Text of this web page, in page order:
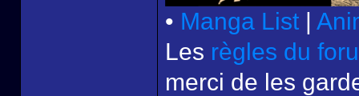
• Manga List |
Les règles du
merci de les